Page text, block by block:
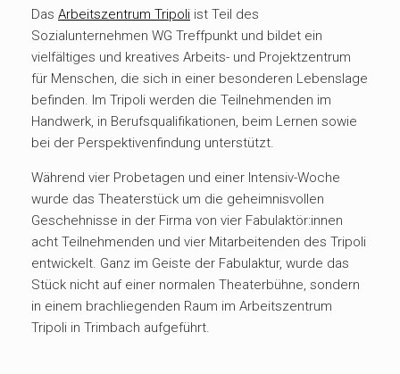
Das Arbeitszentrum Tripoli ist Teil des
Sozialunternehmen WG Treffpunkt und bildet ein
vielfältiges und kreatives Arbeits- und Projektzentrum
für Menschen, die sich in einer besonderen Lebenslage
befinden. Im Tripoli werden die Teilnehmenden im
Handwerk, in Berufsqualifikationen, beim Lernen sowie
bei der Perspektivenfindung unterstützt.
Während vier Probetagen und einer Intensiv-Woche
wurde das Theaterstück um die geheimnisvollen
Geschehnisse in der Firma von vier Fabulaktör:innen
acht Teilnehmenden und vier Mitarbeitenden des Tripoli
entwickelt. Ganz im Geiste der Fabulaktur, wurde das
Stück nicht auf einer normalen Theaterbühne, sondern
in einem brachliegenden Raum im Arbeitszentrum
Tripoli in Trimbach aufgeführt.